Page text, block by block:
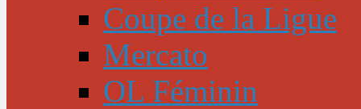
Coupe de la Ligue
Mercato
OL Féminin